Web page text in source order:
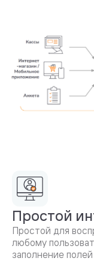
Простой
Простой для
любому
заполнение